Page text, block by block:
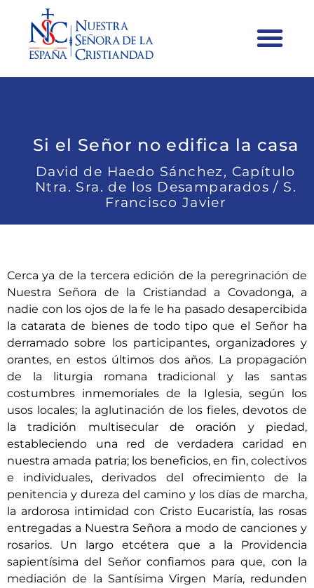
Si el Señor no edifica la casa
David de Haedo Sánchez, Capítulo
Ntra. Sra. de los Desamparados / S.
Francisco Javier
Cerca ya de la tercera edición de la peregrinación de
Nuestra Señora de la Cristiandad a Covadonga, a
nadie con los ojos de la fe le ha pasado desapercibida
la catarata de bienes de todo tipo que el Señor ha
derramado sobre los participantes, organizadores y
orantes, en estos últimos dos años. La propagación
de la liturgia romana tradicional y las santas
costumbres inmemoriales de la Iglesia, según los
usos locales; la aglutinación de los fieles, devotos de
la tradición multisecular de oración y piedad,
estableciendo una red de verdadera caridad en
nuestra amada patria; los beneficios, en fin, colectivos
e individuales, derivados del ofrecimiento de la
penitencia y dureza del camino y los días de marcha,
la ardorosa intimidad con Cristo Eucaristía, las rosas
entregadas a Nuestra Señora a modo de canciones y
rosarios. Un largo etcétera que a la Providencia
sapientísima del Señor confiamos para que, con la
mediación de la Santísima Virgen María, redunden